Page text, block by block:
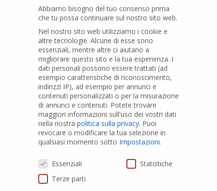
16015 Casella (GE) – Italy
01079200299
PRODOTTI
Tubi PVC
Raccordi PVC
Tubi e Raccordi in PVC-A
Pozzi Artesiani
Abbiamo bisogno del tuo consenso prima
che tu possa continuare sul nostro sito web.
Nel nostro sito web utilizziamo i cookie e
altre tecnologie. Alcune di esse sono
essenziali, mentre altre ci aiutano a
migliorare questo sito e la tua esperienza. I
dati personali possono essere trattati (ad
esempio caratteristiche di riconoscimento,
indirizzi IP), ad esempio per annunci e
contenuti personalizzati o per la misurazione
di annunci e contenuti. Potete trovare
maggiori informazioni sull'uso dei vostri dati
nella nostra politica sulla privacy. Puoi
revocare o modificare la tua selezione in
qualsiasi momento sotto Impostazioni.
Preferenze Privacy
Essenziali
Statistiche
Terze parti